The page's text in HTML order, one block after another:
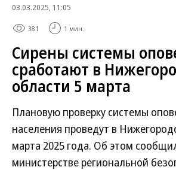
03.03.2025, 11:05
381 1 мин.
Сирены системы
сработают в
области 5 марта
Плановую проверку системы
населения проведут в
марта 2025 года. Об этом
министерстве региональной